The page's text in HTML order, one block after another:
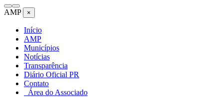
AMP ×
Início
AMP
Municípios
Notícias
Transparência
Diário Oficial PR
Contato
Área do Associado